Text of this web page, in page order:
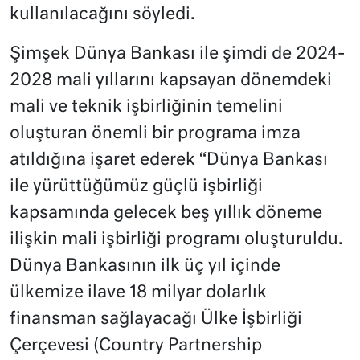
kullanılacağını söyledi.
Şimşek Dünya Bankası ile şimdi de 2024-
2028 mali yıllarını kapsayan dönemdeki
mali ve teknik işbirliğinin temelini
oluşturan önemli bir programa imza
atıldığına işaret ederek “Dünya Bankası
ile yürüttüğümüz güçlü işbirliği
kapsamında gelecek beş yıllık döneme
ilişkin mali işbirliği programı oluşturuldu.
Dünya Bankasının ilk üç yıl içinde
ülkemize ilave 18 milyar dolarlık
finansman sağlayacağı Ülke İşbirliği
Çerçevesi (Country Partnership